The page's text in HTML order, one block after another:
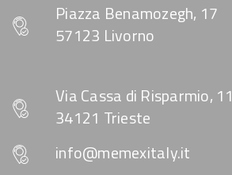
Piazza Benamozegh, 17
57123 Livorno
Via Cassa di Risparmio, 11
34121 Trieste
info@memexitaly.it